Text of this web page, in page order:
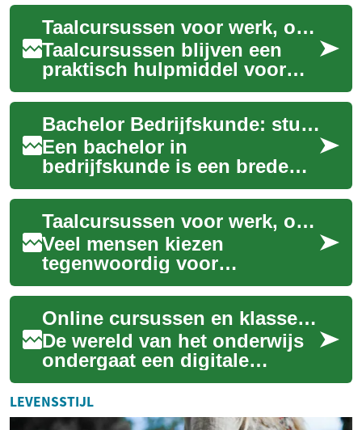
Taalcursussen voor werk, onderwijs en carrière
Taalcursussen blijven een
praktisch hulpmiddel voor
mensen die hun
professionele of persoonlijke
mogelijkheden willen...
Bachelor Bedrijfskunde: studie, onderwijs en carrièremogelijkheden
Een bachelor in
bedrijfskunde is een brede
universitaire opleiding die je
voorbereidt op management,
strategie en org...
Taalcursussen voor werk, onderwijs en loopbaan
Veel mensen kiezen
tegenwoordig voor
taaltraining om sneller te
communiceren op het werk,
betere studievoorwaarden
te...
Online cursussen en klassen: De toekomst van onderwijs
De wereld van het onderwijs
ondergaat een digitale
revolutie. Online cursussen
en klassen zijn niet langer
een aanvul...
LEVENSSTIJL